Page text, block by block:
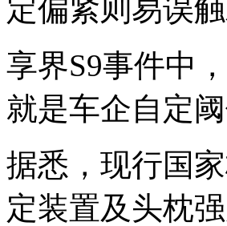
定偏紧则易误
享界S9事件中
就是车企自定
据悉，现行国
定装置及头枕